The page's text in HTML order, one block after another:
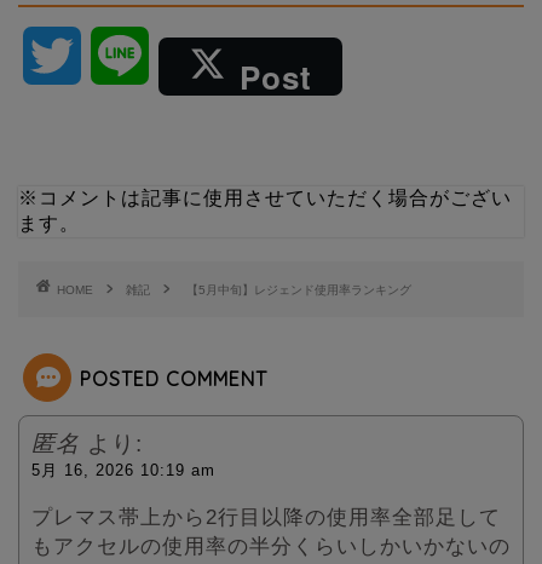
t
Post
※コメントは記事に使用させていただく場合がござい
ます。
HOME 雑記 【5月中旬】レジェンド使用率ランキング
POSTED COMMENT
匿名 より:
5月 16, 2026 10:19 am
プレマス帯上から2行目以降の使用率全部足して
もアクセルの使用率の半分くらいしかいかないの